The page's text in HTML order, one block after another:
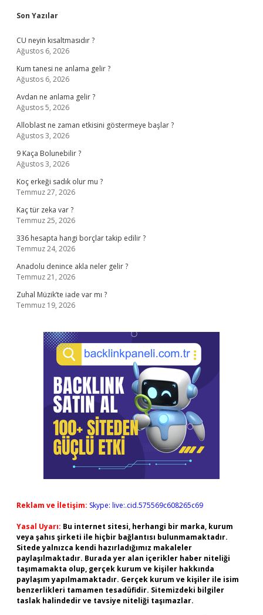
Sidebar
Son Yazılar
CU neyin kısaltmasıdır ?
Ağustos 6, 2026
Kum tanesi ne anlama gelir ?
Ağustos 6, 2026
Avdan ne anlama gelir ?
Ağustos 5, 2026
Alloblast ne zaman etkisini göstermeye başlar ?
Ağustos 3, 2026
9 Kaça Bolunebilir ?
Ağustos 3, 2026
Koç erkeği sadık olur mu ?
Temmuz 27, 2026
Kaç tür zeka var ?
Temmuz 25, 2026
336 hesapta hangi borçlar takip edilir ?
Temmuz 24, 2026
Anadolu denince akla neler gelir ?
Temmuz 21, 2026
Zuhal Müzik’te iade var mı ?
Temmuz 19, 2026
Reklam ve İletişim: Skype: live:.cid.575569c608265c69
Yasal Uyarı: Bu internet sitesi, herhangi bir marka, kurum
veya şahıs şirketi ile hiçbir bağlantısı bulunmamaktadır.
Sitede yalnızca kendi hazırladığımız makaleler
paylaşılmaktadır. Burada yer alan içerikler haber niteliği
taşımamakta olup, gerçek kurum ve kişiler hakkında
paylaşım yapılmamaktadır. Gerçek kurum ve kişiler ile isim
benzerlikleri tamamen tesadüfidir. Sitemizdeki bilgiler
taslak halindedir ve tavsiye niteliği taşımazlar.